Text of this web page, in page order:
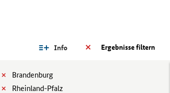
Ergebnisse filtern
Info
Brandenburg
Rheinland-Pfalz